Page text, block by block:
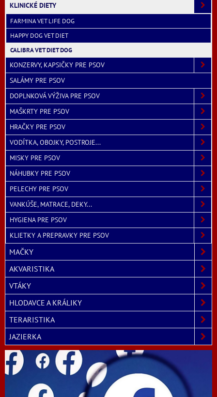
KLINICKÉ DIETY
FARMINA VET LIFE DOG
HAPPY DOG VET DIET
CALIBRA VET DIET DOG
KONZERVY, KAPSIČKY PRE PSOV
SALÁMY PRE PSOV
DOPLNKOVÁ VÝŽIVA PRE PSOV
MAŠKRTY PRE PSOV
HRAČKY PRE PSOV
VODÍTKA, OBOJKY, POSTROJE...
MISKY PRE PSOV
NÁHUBKY PRE PSOV
PELECHY PRE PSOV
VANKÚŠE, MATRACE, DEKY...
HYGIENA PRE PSOV
KLIETKY A PREPRAVKY PRE PSOV
MAČKY
AKVARISTIKA
VTÁKY
HLODAVCE A KRÁLIKY
TERARISTIKA
JAZIERKA